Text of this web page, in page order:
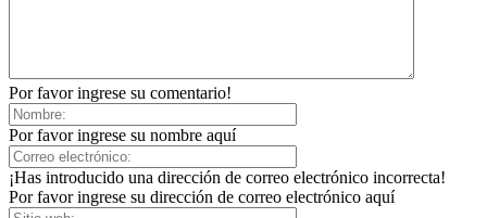
Por favor ingrese su comentario!
Por favor ingrese su nombre aquí
¡Has introducido una dirección de correo electrónico incorrecta!
Por favor ingrese su dirección de correo electrónico aquí